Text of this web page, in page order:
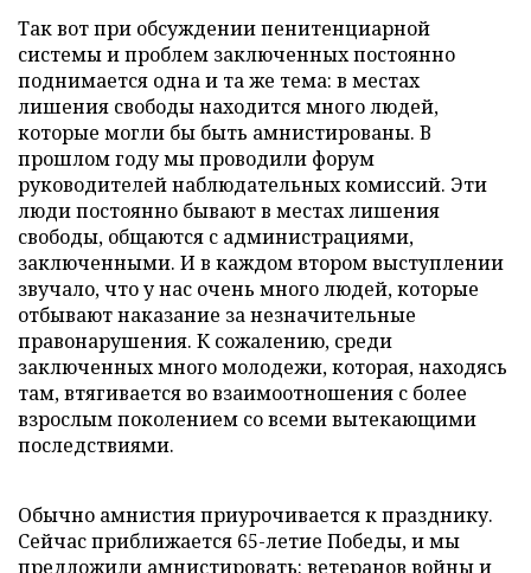
Так вот при обсуждении пенитенциарной
системы и проблем заключенных постоянно
поднимается одна и та же тема: в местах
лишения свободы находится много людей,
которые могли бы быть амнистированы. В
прошлом году мы проводили форум
руководителей наблюдательных комиссий. Эти
люди постоянно бывают в местах лишения
свободы, общаются с администрациями,
заключенными. И в каждом втором выступлении
звучало, что у нас очень много людей, которые
отбывают наказание за незначительные
правонарушения. К сожалению, среди
заключенных много молодежи, которая, находясь
там, втягивается во взаимоотношения с более
взрослым поколением со всеми вытекающими
последствиями.
Обычно амнистия приурочивается к празднику.
Сейчас приближается 65-летие Победы, и мы
предложили амнистировать: ветеранов войны и